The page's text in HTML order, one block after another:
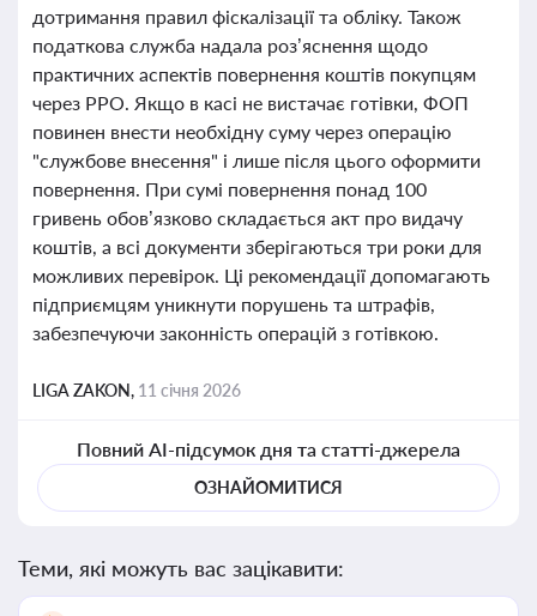
дотримання правил фіскалізації та обліку. Також
податкова служба надала роз’яснення щодо
практичних аспектів повернення коштів покупцям
через РРО. Якщо в касі не вистачає готівки, ФОП
повинен внести необхідну суму через операцію
"службове внесення" і лише після цього оформити
повернення. При сумі повернення понад 100
гривень обов’язково складається акт про видачу
коштів, а всі документи зберігаються три роки для
можливих перевірок. Ці рекомендації допомагають
підприємцям уникнути порушень та штрафів,
забезпечуючи законність операцій з готівкою.
LIGA ZAKON, 11 січня 2026
Повний AI-підсумок дня та статті-джерела
ОЗНАЙОМИТИСЯ
Теми, які можуть вас зацікавити: